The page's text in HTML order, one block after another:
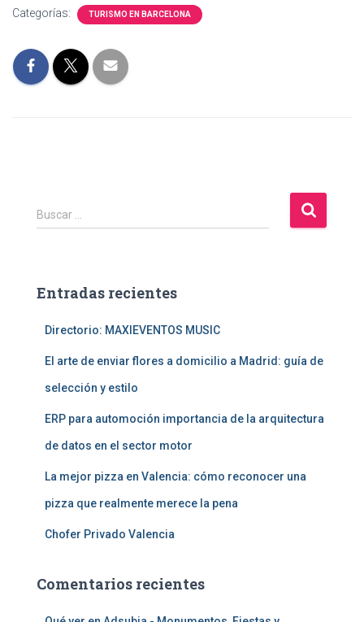
Categorías: TURISMO EN BARCELONA
B
u
r
Buscar …
Entradas recientes
Directorio: MAXIEVENTOS MUSIC
El arte de enviar flores a domicilio a Madrid: guía de
selección y estilo
ERP para automoción importancia de la arquitectura
de datos en el sector motor
La mejor pizza en Valencia: cómo reconocer una
pizza que realmente merece la pena
Chofer Privado Valencia
Comentarios recientes